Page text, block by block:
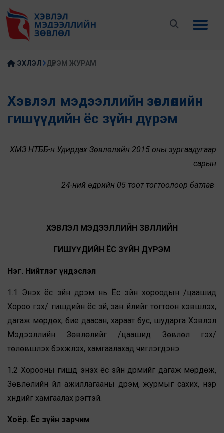
ЭХЛЭЛ ДҮРЭМ ЖУРАМ
Хэвлэл мэдээллийн зөвлөлийн
гишүүдийн ёс зүйн дүрэм
ХМЗ НҮТББ-н Удирдах Зөвлөлийн 2015 оны зургаадугаар
сарын
24-ний өдрийн 05 тоот тогтоолоор батлав
ХЭВЛЭЛ МЭДЭЭЛЛИЙН ЗӨВЛӨЛИЙН
ГИШҮҮДИЙН ЁС ЗҮЙН ДҮРЭМ
Нэг. Нийтлэг үндэслэл
1.1 Энэхүү ёс зүйн дүрэм нь Ёс зүйн хороодын /цаашид
Хороо гэх/ гишүүдийн ёс зүй, зан үйлийг тогтоон хэвшүүлэх,
дагаж мөрдөх, бие даасан, хараат бус, шударга Хэвлэл
Мэдээллийн Зөвлөлийг /цаашид Зөвлөл гэх/
төлөвшүүлэх бэхжүүлэх, хамгаалахад чиглэгдэнэ.
1.2 Хорооны гишүүд энэхүү ёс зүйн дүрмийг дагаж мөрдөж,
Зөвлөлийн үйл ажиллагааны дүрэм, журмыг сахих, нэр
хүндийг хамгаалах үүрэгтэй.
Хоёр. Ёс зүйн зарчим